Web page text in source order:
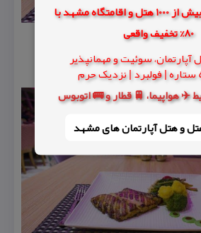
🎁 امکان رزرو بیش از 1000 هتل و اقامتگاه مشهد با
80% تخفیف واقعی
سوئیت و مهمانپذیر
✈️ هواپیما، 🚆 قطار و 🚌 اتوبوس
و هتل‌ آپارتمان های مشهد